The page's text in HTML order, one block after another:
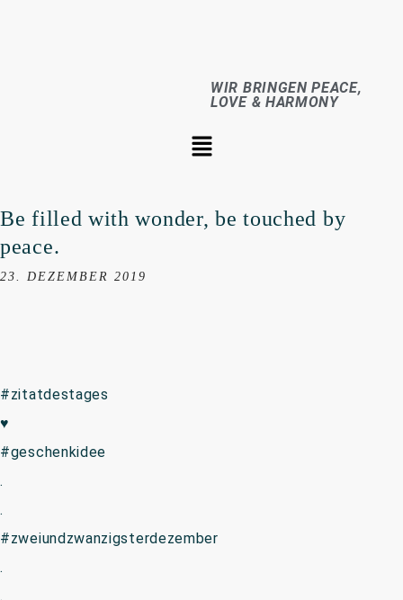
WIR BRINGEN PEACE,
LOVE & HARMONY
Be filled with wonder, be touched by
peace.
23. DEZEMBER 2019
#zitatdestages
♥️
#geschenkidee
.
.
#zweiundzwanzigsterdezember
.
.